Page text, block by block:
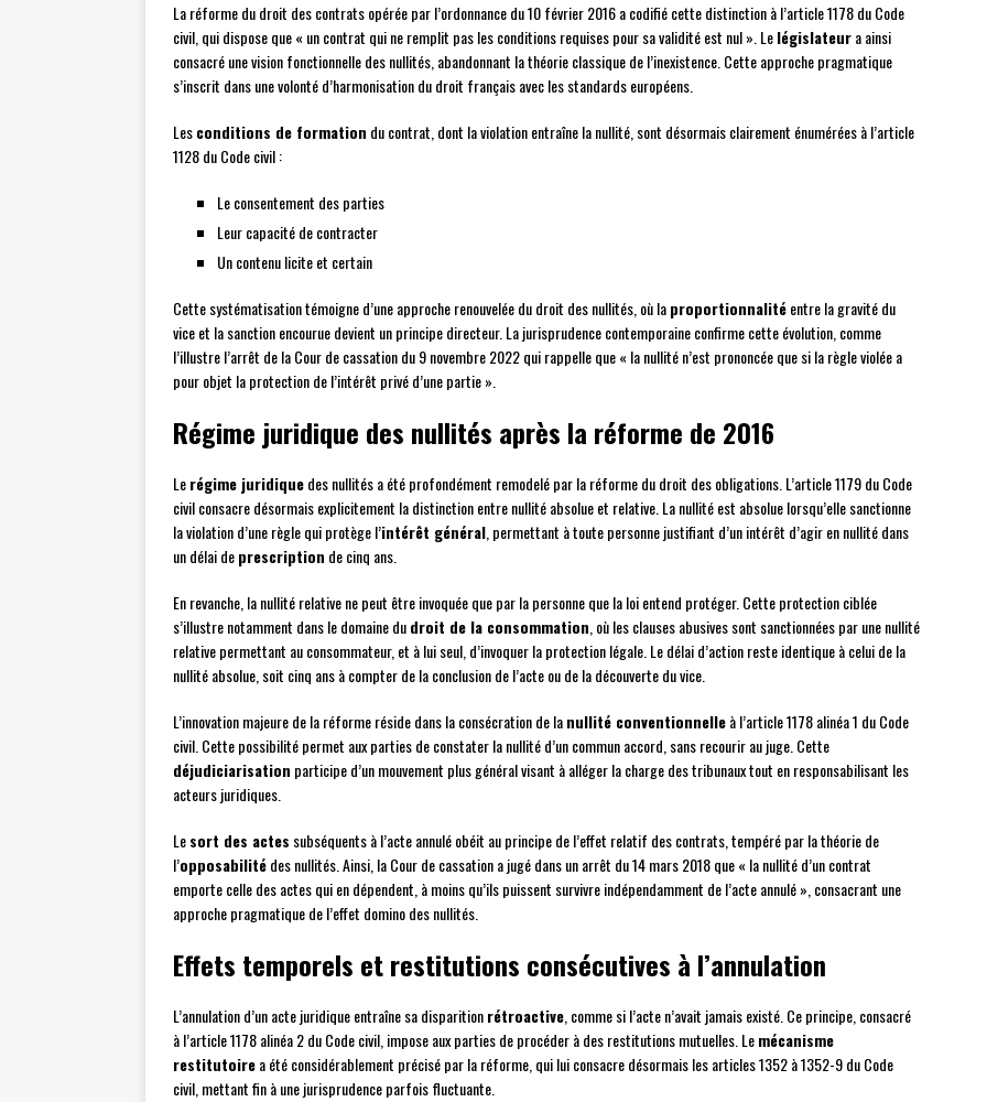
La réforme du droit des contrats opérée par l’ordonnance du 10 février 2016 a codifié cette distinction à l’article 1178 du Code
civil, qui dispose que « un contrat qui ne remplit pas les conditions requises pour sa validité est nul ». Lelégislateura ainsi
consacré une vision fonctionnelle des nullités, abandonnant la théorie classique de l’inexistence. Cette approche pragmatique
s’inscrit dans une volonté d’harmonisation du droit français avec les standards européens.
Lesconditions de formation du contrat, dont la violation entraîne la nullité, sont désormais clairement énumérées à l’article
1128 du Code civil :
Le consentement des parties
Leur capacité de contracter
Un contenu licite et certain
Cette systématisation témoigne d’une approche renouvelée du droit des nullités, où laproportionnalitéentre la gravité du
vice et la sanction encourue devient un principe directeur. La jurisprudence contemporaine confirme cette évolution, comme
l’illustre l’arrêt de la Cour de cassation du 9 novembre 2022 qui rappelle que « la nullité n’est prononcée que si la règle violée a
pour objet la protection de l’intérêt privé d’une partie ».
Régime juridique des nullités après la réforme de 2016
Lerégime juridiquedes nullités a été profondément remodelé par la réforme du droit des obligations. L’article 1179 du Code
civil consacre désormais explicitement la distinction entre nullité absolue et relative. La nullité est absolue lorsqu’elle sanctionne
la violation d’une règle qui protège l’intérêt général , permettant à toute personne justifiant d’un intérêt d’agir en nullité dans
un délai deprescription de cinq ans.
En revanche, la nullité relative ne peut être invoquée que par la personne que la loi entend protéger. Cette protection ciblée
s’illustre notamment dans le domaine dudroit de la consommation , où les clauses abusives sont sanctionnées par une nullité
relative permettant au consommateur, et à lui seul, d’invoquer la protection légale. Le délai d’action reste identique à celui de la
nullité absolue, soit cinq ans à compter de la conclusion de l’acte ou de la découverte du vice.
L’innovation majeure de la réforme réside dans la consécration de lanullité conventionnelleà l’article 1178 alinéa 1 du Code
civil. Cette possibilité permet aux parties de constater la nullité d’un commun accord, sans recourir au juge. Cette
déjudiciarisation participe d’un mouvement plus général visant à alléger la charge des tribunaux tout en responsabilisant les
acteurs juridiques.
Lesort des actes subséquents à l’acte annulé obéit au principe de l’effet relatif des contrats, tempéré par la théorie de
l’opposabilitédes nullités. Ainsi, la Cour de cassation a jugé dans un arrêt du 14 mars 2018 que « la nullité d’un contrat
emporte celle des actes qui en dépendent, à moins qu’ils puissent survivre indépendamment de l’acte annulé », consacrant une
approche pragmatique de l’effet domino des nullités.
Effets temporels et restitutions consécutives à l’annulation
L’annulation d’un acte juridique entraîne sa disparitionrétroactive , comme si l’acte n’avait jamais existé. Ce principe, consacré
à l’article 1178 alinéa 2 du Code civil, impose aux parties de procéder à des restitutions mutuelles. Lemécanisme
restitutoirea été considérablement précisé par la réforme, qui lui consacre désormais les articles 1352 à 1352-9 du Code
civil, mettant fin à une jurisprudence parfois fluctuante.